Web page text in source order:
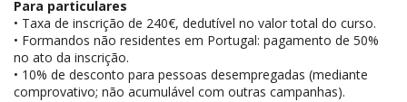
Para particulares
• Taxa de inscrição de 240€, dedutível no valor total do curso.
• Formandos não residentes em Portugal: pagamento de 50%
no ato da inscrição.
• 10% de desconto para pessoas desempregadas (mediante
comprovativo; não acumulável com outras campanhas).